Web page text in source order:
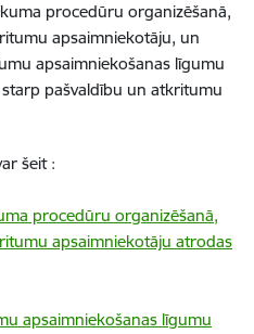
procedūru organizēšanā,
apsaimniekotāju, un
apsaimniekošanas līgumu
pašvaldību un atkritumu
šeit :
procedūru organizēšanā,
apsaimniekotāju atrodas
apsaimniekošanas līgumu